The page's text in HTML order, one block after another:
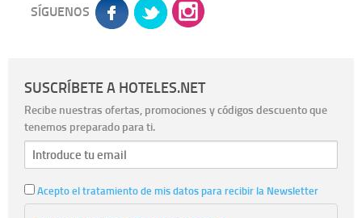
SÍGUENOS
SUSCRÍBETE A HOTELES.NET
Recibe nuestras ofertas, promociones y códigos descuento que
tenemos preparado para ti.
Acepto el tratamiento de mis datos para recibir la Newsletter